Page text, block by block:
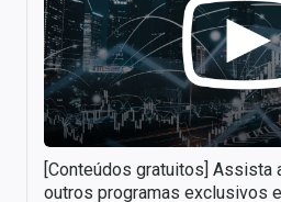
[Conteúdos gratuitos] Assista
outros programas exclusivos